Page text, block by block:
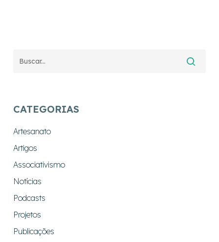
CATEGORIAS
Artesanato
Artigos
Associativismo
Notícias
Podcasts
Projetos
Publicações